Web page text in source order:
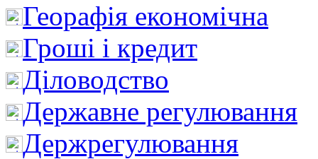
Георафія економічна
Гроші і кредит
Діловодство
Державне регулювання
Держрегулювання